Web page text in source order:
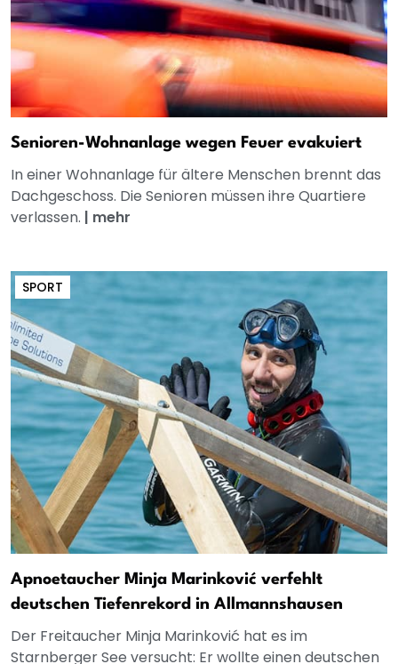
Senioren-Wohnanlage wegen Feuer evakuiert
In einer Wohnanlage für ältere Menschen brennt das
Dachgeschoss. Die Senioren müssen ihre Quartiere
verlassen. | mehr
SPORT
Apnoetaucher Minja Marinković verfehlt
deutschen Tiefenrekord in Allmannshausen
Der Freitaucher Minja Marinković hat es im
Starnberger See versucht: Er wollte einen deutschen